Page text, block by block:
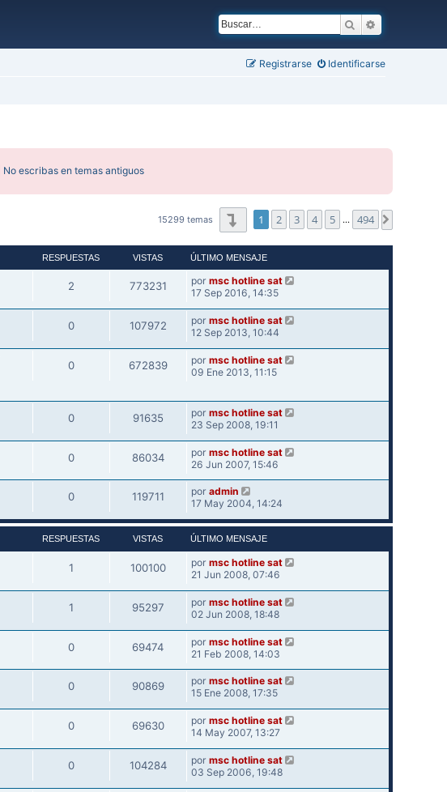
Buscar
Identificarse
Registrarse
No escribas en temas antiguos
15299 temas Página1 de 494
1 2 3 4 5 … 494
RESPUESTAS VISTAS ÚLTIMO MENSAJE
2 773231 por msc hotline sat
17 Sep 2016, 14:35
0 107972 por msc hotline sat
12 Sep 2013, 10:44
0 672839 por msc hotline sat
09 Ene 2013, 11:15
0 91635 por msc hotline sat
23 Sep 2008, 19:11
0 86034 por msc hotline sat
26 Jun 2007, 15:46
0 119711 por admin
17 May 2004, 14:24
RESPUESTAS VISTAS ÚLTIMO MENSAJE
1 100100 por msc hotline sat
21 Jun 2008, 07:46
1 95297 por msc hotline sat
02 Jun 2008, 18:48
0 69474 por msc hotline sat
21 Feb 2008, 14:03
0 90869 por msc hotline sat
15 Ene 2008, 17:35
0 69630 por msc hotline sat
14 May 2007, 13:27
0 104284 por msc hotline sat
03 Sep 2006, 19:48